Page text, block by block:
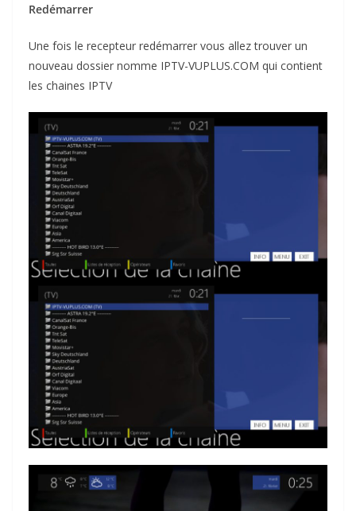
Redémarrer
Une fois le recepteur redémarrer vous allez trouver un
nouveau dossier nomme IPTV-VUPLUS.COM qui contient
les chaines IPTV